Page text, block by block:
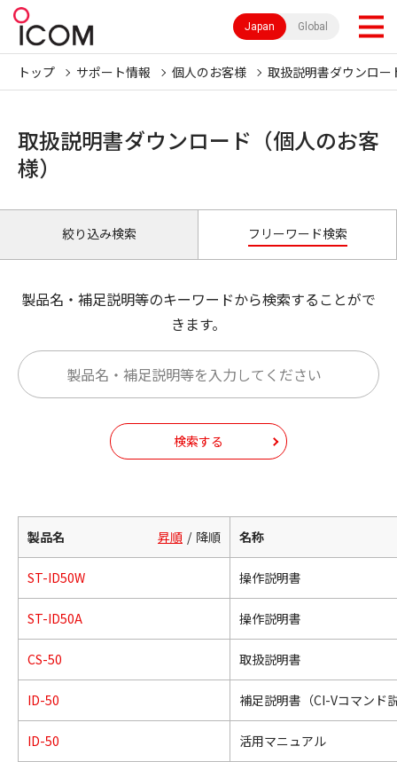
Japan Global
トップ サポート情報 個人のお客様 取扱説明書ダウンロー
取扱説明書ダウンロード（個人のお客
様）
絞り込み検索 フリーワード検索
製品名・補足説明等のキーワードから検索することがで
きます。
検索する
製品名 昇順 降順 名称
ST-ID50W 操作説明書
ST-ID50A 操作説明書
CS-50 取扱説明書
ID-50 補足説明書（CI-Vコマンド
ID-50 活用マニュアル